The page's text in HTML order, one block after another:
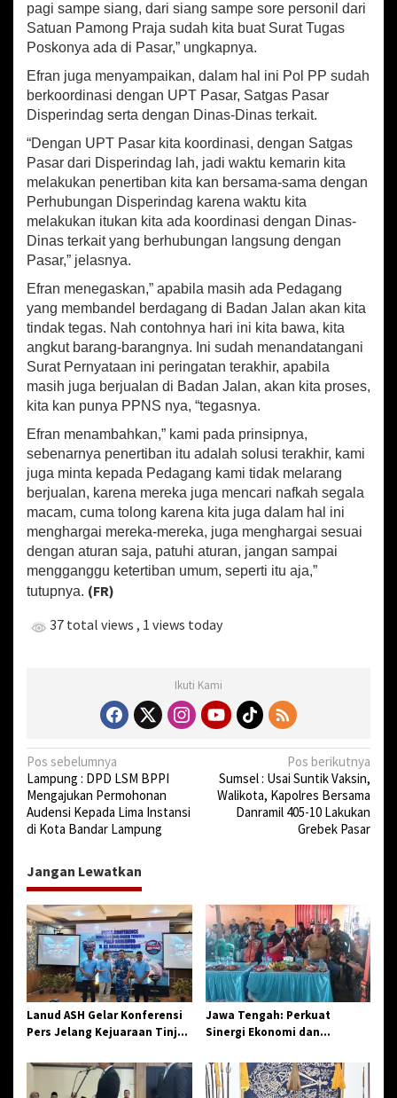
g
P
a
a
r
A
g
a
r
P
a
t
u
i
P
e
d
a
,
T
i
a
k
B
e
j
u
a
l
d
a
n
l
a
n
pagi sampe siang, dari siang sampe sore personil dari
Satuan Pamong Praja sudah kita buat Surat Tugas
Poskonya ada di Pasar,” ungkapnya.
Efran juga menyampaikan, dalam hal ini Pol PP sudah
berkoordinasi dengan UPT Pasar, Satgas Pasar
Disperindag serta dengan Dinas-Dinas terkait.
“Dengan UPT Pasar kita koordinasi, dengan Satgas
Pasar dari Disperindag lah, jadi waktu kemarin kita
melakukan penertiban kita kan bersama-sama dengan
Perhubungan Disperindag karena waktu kita
melakukan itukan kita ada koordinasi dengan Dinas-
Dinas terkait yang berhubungan langsung dengan
Pasar,” jelasnya.
Efran menegaskan,” apabila masih ada Pedagang
yang membandel berdagang di Badan Jalan akan kita
tindak tegas. Nah contohnya hari ini kita bawa, kita
angkut barang-barangnya. Ini sudah menandatangani
Surat Pernyataan ini peringatan terakhir, apabila
masih juga berjualan di Badan Jalan, akan kita proses,
kita kan punya PPNS nya, “tegasnya.
Efran menambahkan,” kami pada prinsipnya,
sebenarnya penertiban itu adalah solusi terakhir, kami
juga minta kepada Pedagang kami tidak melarang
berjualan, karena mereka juga mencari nafkah segala
macam, cuma tolong karena kita juga dalam hal ini
menghargai mereka-mereka, juga menghargai sesuai
dengan aturan saja, patuhi aturan, jangan sampai
mengganggu ketertiban umum, seperti itu aja,”
tutupnya. (FR)
37 total views , 1 views today
Ikuti Kami
N
a
v
i
g
a
s
i
p
o
s
Pos sebelumnya
Lampung : DPD LSM BPPI
Mengajukan Permohonan
Audensi Kepada Lima Instansi
di Kota Bandar Lampung
Pos berikutnya
Sumsel : Usai Suntik Vaksin,
Walikota, Kapolres Bersama
Danramil 405-10 Lakukan
Grebek Pasar
Jangan Lewatkan
Lanud ASH Gelar Konferensi
Pers Jelang Kejuaraan Tinju
2026
Jawa Tengah: Perkuat
Sinergi Ekonomi dan
Jangkar Gelar Halal Bi Halal
di Losari